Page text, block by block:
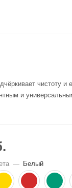
чистоту и
и
— Белый